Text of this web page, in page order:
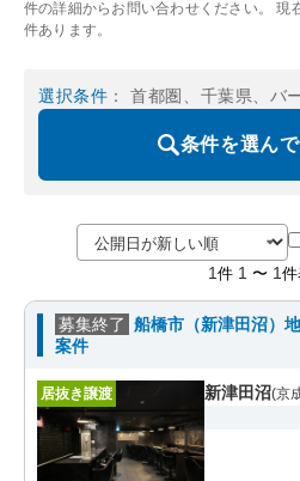
件の詳細からお問い合わせください。 現
件あります。
選択条件 ： 首都圏、千葉県、バ
条件を選ん
1 件 1 〜 1
募集終了 船橋市（新津田沼）
案件
居抜き譲渡 新津田沼(京